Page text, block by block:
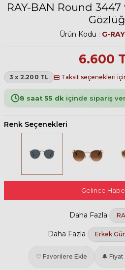
RAY-BAN Round
Ürün Kodu : G-
6.600
3 x 2.200 TL Taksit seçenekleri
8 saat 55 dk içinde sipariş
Renk Seçenekleri
Gelince
Daha Fazla
Daha Fazla Erkek
♡ Favorilere Ekle 🔔 Fiyat